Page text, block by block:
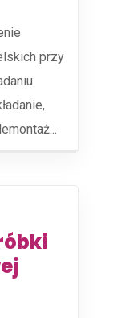
przy